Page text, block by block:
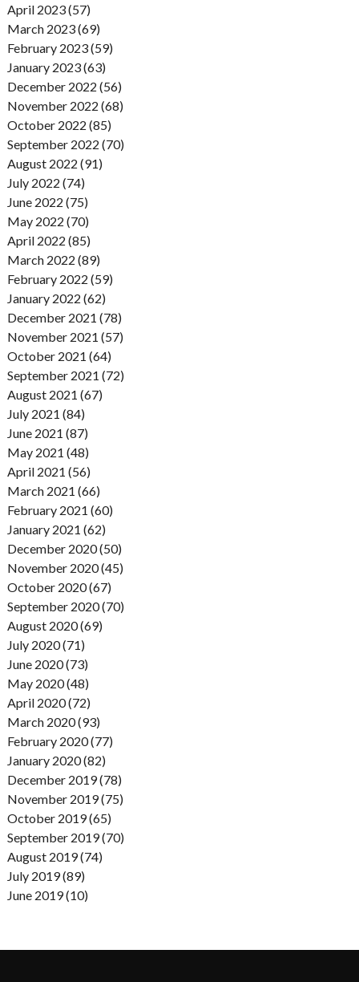
April 2023 (57)
March 2023 (69)
February 2023 (59)
January 2023 (63)
December 2022 (56)
November 2022 (68)
October 2022 (85)
September 2022 (70)
August 2022 (91)
July 2022 (74)
June 2022 (75)
May 2022 (70)
April 2022 (85)
March 2022 (89)
February 2022 (59)
January 2022 (62)
December 2021 (78)
November 2021 (57)
October 2021 (64)
September 2021 (72)
August 2021 (67)
July 2021 (84)
June 2021 (87)
May 2021 (48)
April 2021 (56)
March 2021 (66)
February 2021 (60)
January 2021 (62)
December 2020 (50)
November 2020 (45)
October 2020 (67)
September 2020 (70)
August 2020 (69)
July 2020 (71)
June 2020 (73)
May 2020 (48)
April 2020 (72)
March 2020 (93)
February 2020 (77)
January 2020 (82)
December 2019 (78)
November 2019 (75)
October 2019 (65)
September 2019 (70)
August 2019 (74)
July 2019 (89)
June 2019 (10)